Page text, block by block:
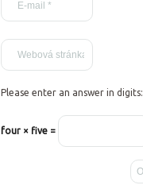
Please enter an answer in digits:
four × five =